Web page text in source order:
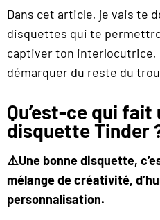
Dans cet article, je vais te
disquettes qui te
captiver ton interlocutrice,
démarquer du reste du
Qu’est-ce qui fait
disquette Tinder
⚠️Une bonne disquette,
mélange de créativité,
personnalisation.